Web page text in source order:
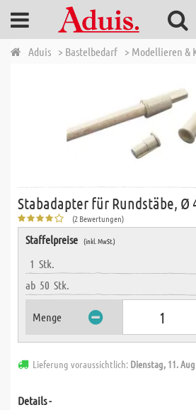
Aduis > Bastelbedarf > Modellieren &
Stabadapter für Rundstäbe, Ø
(2 Bewertungen)
Staffelpreise (inkl. MwSt.)
1 Stk.
ab 50 Stk.
Menge
Lieferung voraussichtlich: Dienstag, 11.
Details -